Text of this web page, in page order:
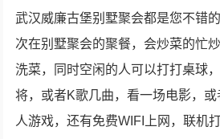
武汉威廉古堡别墅聚会都是您不错
次在别墅聚会的聚餐，会炒菜的忙
洗菜，同时空闲的人可以打打桌球
将，或者K歌几曲，看一场电影，
人游戏，还有免费WIFI上网，联机